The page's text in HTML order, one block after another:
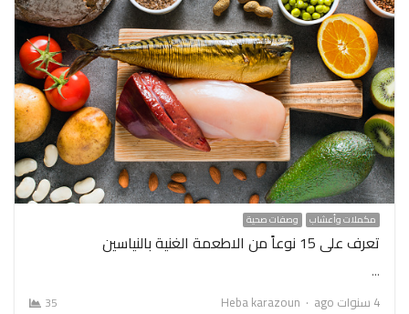
مكملات وأعشاب وصفات صحية
تعرف على 15 نوعاً من الاطعمة الغنية بالنياسين
…
4 سنوات ago
Author
Heba karazoun
35